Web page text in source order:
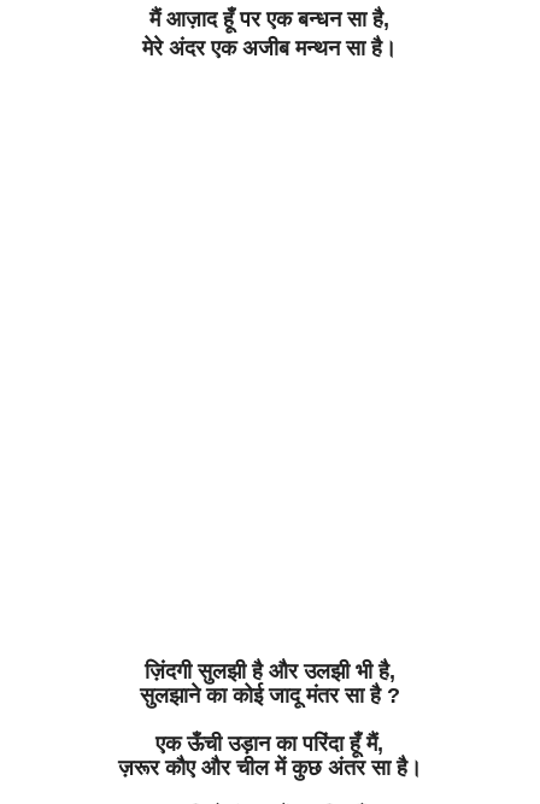
मैं आज़ाद हूँ पर एक बन्धन सा है,
मेरे अंदर एक अजीब मन्थन सा है।
ज़िंदगी सुलझी है और उलझी भी है,
सुलझाने का कोई जादू मंतर सा है?
एक ऊँची उड़ान का परिंदा हूँ मैं,
ज़रूर कौए और चील में कुछ अंतर सा है।